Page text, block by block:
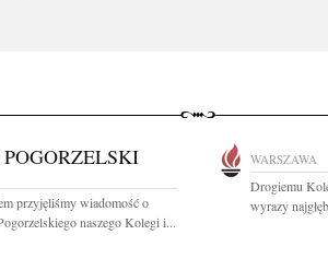
przyjęliśmy wiadomość o
naszego Kolegi i...
WARSZAWA
Drogiemu
wyrazy